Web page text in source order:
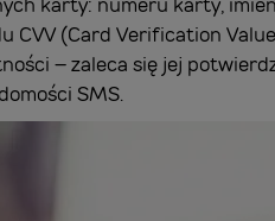
karty: numeru karty,
CVV (Card Verification
– zaleca się jej
SMS.